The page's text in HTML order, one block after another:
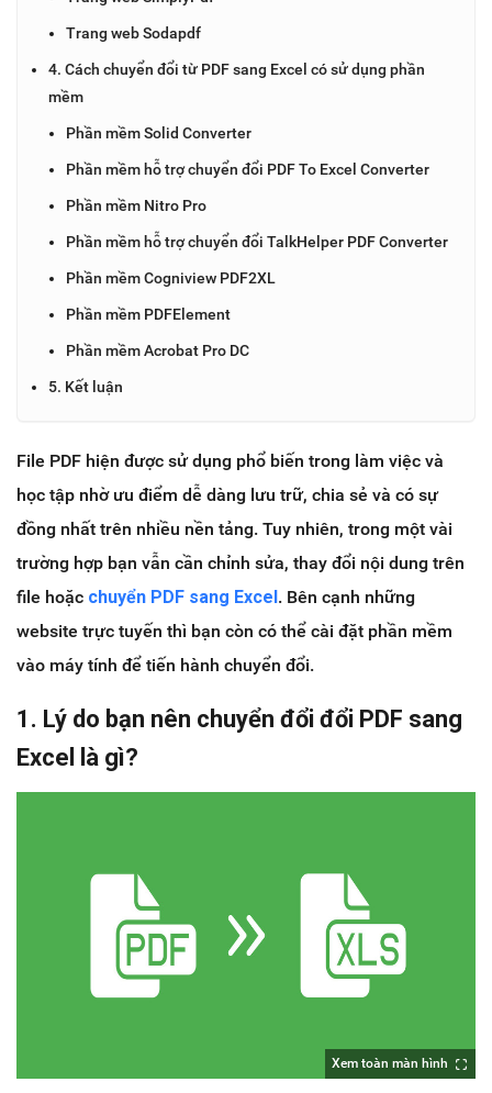
Trang web Sodapdf
4. Cách chuyển đổi từ PDF sang Excel có sử dụng phần
mềm
Phần mềm Solid Converter
Phần mềm hỗ trợ chuyển đổi PDF To Excel Converter
Phần mềm Nitro Pro
Phần mềm hỗ trợ chuyển đổi TalkHelper PDF Converter
Phần mềm Cogniview PDF2XL
Phần mềm PDFElement
Phần mềm Acrobat Pro DC
5. Kết luận
File PDF hiện được sử dụng phổ biến trong làm việc và
học tập nhờ ưu điểm dễ dàng lưu trữ, chia sẻ và có sự
đồng nhất trên nhiều nền tảng. Tuy nhiên, trong một vài
trường hợp bạn vẫn cần chỉnh sửa, thay đổi nội dung trên
file hoặc chuyển PDF sang Excel. Bên cạnh những
website trực tuyến thì bạn còn có thể cài đặt phần mềm
vào máy tính để tiến hành chuyển đổi.
1. Lý do bạn nên chuyển đổi đổi PDF sang
Excel là gì?
Xem toàn màn hình